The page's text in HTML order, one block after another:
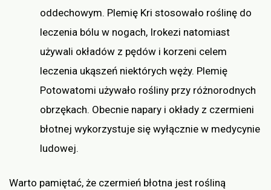
oddechowym. Plemię Kri stosowało roślinę do
leczenia bólu w nogach, Irokezi natomiast
używali okładów z pędów i korzeni celem
leczenia ukąszeń niektórych węży. Plemię
Potowatomi używało rośliny przy różnorodnych
obrzękach. Obecnie napary i okłady z czermieni
błotnej wykorzystuje się wyłącznie w medycynie
ludowej.
Warto pamiętać, że czermień błotna jest rośliną